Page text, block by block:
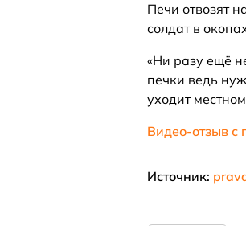
Печи отвозят
солдат в
«Ни разу ещё
печки ведь
уходит
Видео-отзыв с
Источник: